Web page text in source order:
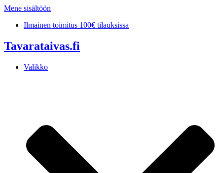
Mene sisältöön
Ilmainen toimitus 100€ tilauksissa
Tavarataivas.fi
Valikko